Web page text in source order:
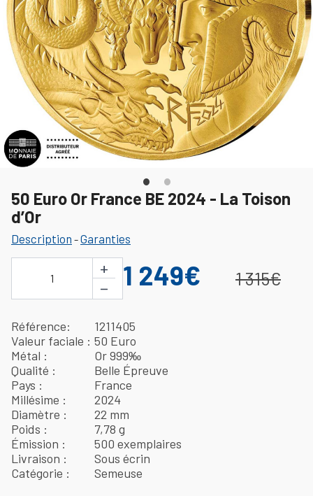
50 Euro Or France BE 2024 - La Toison
d’Or
Description -Garanties
1
+
−
1 249€ 1 315€
Référence
1211405
Valeur faciale
50 Euro
Métal
Or 999‰
Qualité
Belle Épreuve
Pays
France
Millésime
2024
Diamètre
22 mm
Poids
7,78 g
Émission
500 exemplaires
Livraison
Sous écrin
Catégorie
Semeuse